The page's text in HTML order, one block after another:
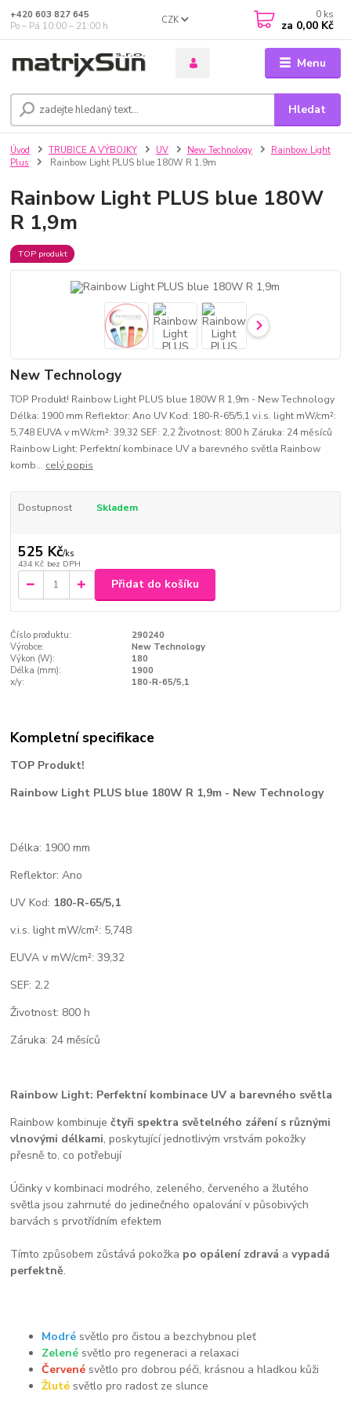
Menu
CZK
Hledat
+420 603 827 645
Po – Pá 10:00 – 21:00 h
0 ks
za 0,00 Kč
Úvod TRUBICE A VÝBOJKY UV New Technology
Rainbow Light
Plus
Rainbow Light PLUS blue 180W R 1,9m
Rainbow Light PLUS blue 180W
R 1,9m
TOP produkt
New Technology
TOP Produkt! Rainbow Light PLUS blue 180W R 1,9m - New Technology
Délka: 1900 mm Reflektor: Ano UV Kod: 180-R-65/5,1 v.i.s. light mW/cm²:
5,748 EUVA v mW/cm²: 39,32 SEF: 2,2 Životnost: 800 h Záruka: 24 měsíců
Rainbow Light: Perfektní kombinace UV a barevného světla Rainbow
komb... celý popis
Dostupnost Skladem
525 Kč/ks
434 Kč bez DPH
Přidat do košíku
Číslo produktu:
290240
Výrobce:
New Technology
Výkon (W):
180
Délka (mm):
1900
x/y:
180-R-65/5,1
Kompletní specifikace
TOP Produkt!
Rainbow Light PLUS blue 180W R 1,9m - New Technology
Délka: 1900 mm
Reflektor: Ano
UV Kod: 180-R-65/5,1
v.i.s. light mW/cm²: 5,748
EUVA v mW/cm²: 39,32
SEF: 2,2
Životnost: 800 h
Záruka: 24 měsíců
Rainbow Light: Perfektní kombinace UV a barevného světla
Rainbow kombinuječtyři spektra světelného záření s různými
vlnovými délkami, poskytující jednotlivým vrstvám pokožky
přesně to, co potřebují
Účinky v kombinaci modrého, zeleného, ​​červeného a žlutého
světla jsou zahrnuté do jedinečného opalování v působivých
barvách s prvotřídním efektem
Tímto způsobem zůstává pokožka po opálení zdravá avypadá
perfektně.
Modré světlo pro čistou a bezchybnou pleť
Zelené světlo pro regeneraci a relaxaci
Červené světlo pro dobrou péči, krásnou a hladkou kůži
Žluté světlo pro radost ze slunce